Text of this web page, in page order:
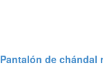
Pantalón de chándal